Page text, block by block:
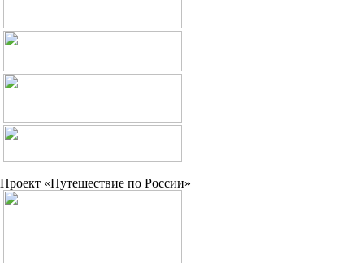
Проект «Путешествие по России»